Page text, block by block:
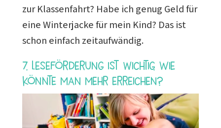
zur Klassenfahrt? Habe ich genug Geld für
eine Winterjacke für mein Kind? Das ist
schon einfach zeitaufwändig.
7. Leseförderung ist wichtig. Wie
könnte man mehr erreichen?